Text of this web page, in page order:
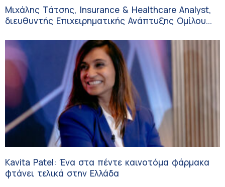
Μιχάλης Τάτσης, Insurance & Healthcare Analyst,
διευθυντής Επιχειρηματικής Ανάπτυξης Ομίλου
Kavita Patel: Ένα στα πέντε καινοτόμα φάρμακα
φτάνει τελικά στην Ελλάδα